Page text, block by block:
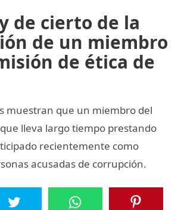
de cierto de la
de un miembro
de ética de
muestran que un miembro del
lleva largo tiempo prestando
recientemente como
acusadas de corrupción.